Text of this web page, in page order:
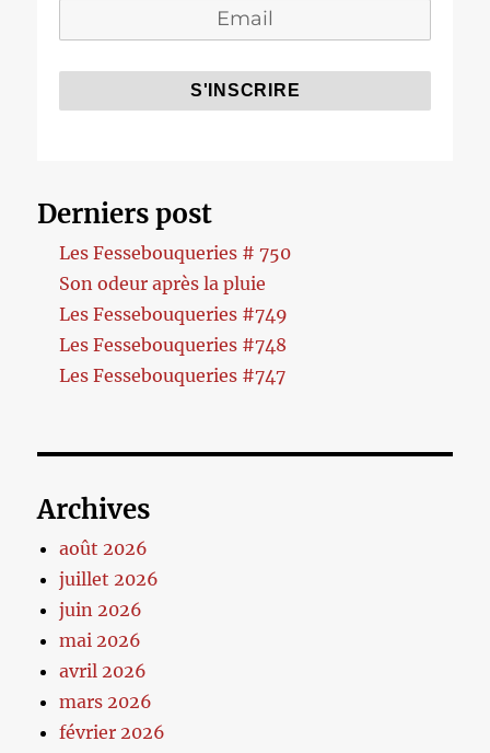
Derniers post
Les Fessebouqueries # 750
Son odeur après la pluie
Les Fessebouqueries #749
Les Fessebouqueries #748
Les Fessebouqueries #747
Archives
août 2026
juillet 2026
juin 2026
mai 2026
avril 2026
mars 2026
février 2026